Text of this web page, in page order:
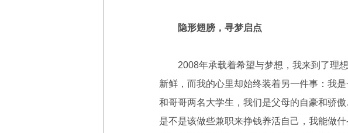
隐形翅膀，寻梦启点
2008年承载着希望与梦想，我来到了理想
新鲜，而我的心里却始终装着另一件事：我
和哥哥两名大学生，我们是父母的自豪和骄
是不是该做些兼职来挣钱养活自己，我能做